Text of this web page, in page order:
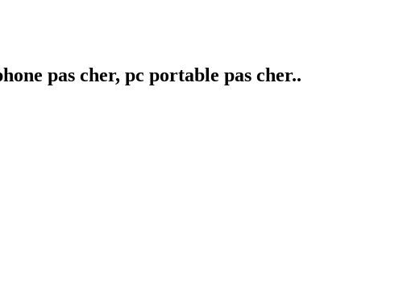
pas cher, pc portable pas cher..